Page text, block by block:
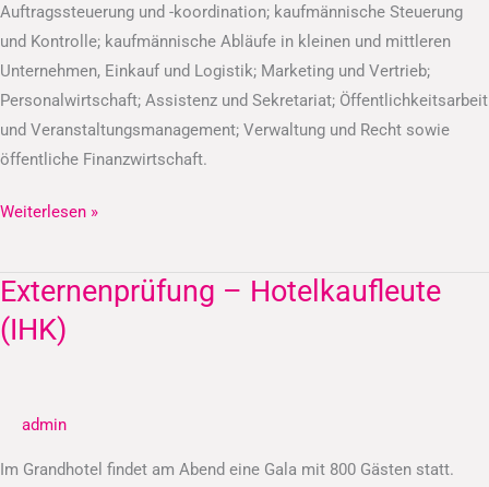
Auftragssteuerung und -koordination; kaufmännische Steuerung
und Kontrolle; kaufmännische Abläufe in kleinen und mittleren
Unternehmen, Einkauf und Logistik; Marketing und Vertrieb;
Personalwirtschaft; Assistenz und Sekretariat; Öffentlichkeitsarbeit
und Veranstaltungsmanagement; Verwaltung und Recht sowie
öffentliche Finanzwirtschaft.
Weiterlesen »
Externenprüfung – Hotelkaufleute
(IHK)
admin
Im Grandhotel findet am Abend eine Gala mit 800 Gästen statt.
Externenprüfung
–
Hotelkaufleute